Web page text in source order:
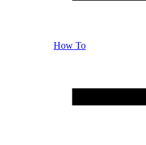
How To